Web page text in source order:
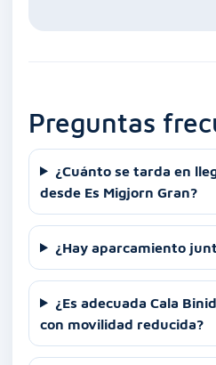
Preguntas
¿Cuánto se tarda en
desde Es Migjorn Gran?
¿Hay aparcamiento
¿Es adecuada Cala
con movilidad reducida?